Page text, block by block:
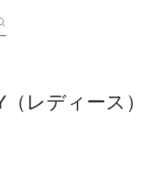
レディース）